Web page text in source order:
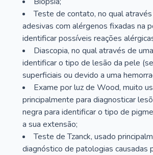
Teste de contato, no qual
adesivas com alérgenos fixadas na
identificar possíveis reações
Diascopia, no qual através de
identificar o tipo de lesão da pele
superficiais ou devido a uma
Exame por luz de Wood, muito
principalmente para diagnosticar
negra para identificar o tipo de
a sua extensão;
Teste de Tzanck, usado
diagnóstico de patologias causadas